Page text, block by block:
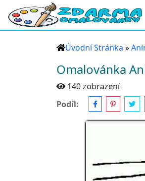
Úvodní Stránka »
Omalovánka
140 zobrazení
Podíl: